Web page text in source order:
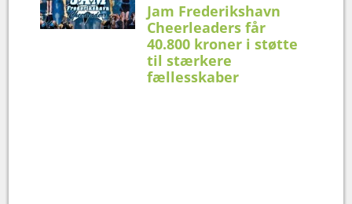
Jam Frederikshavn
Cheerleaders får
40.800 kroner i støtte
til stærkere
fællesskaber